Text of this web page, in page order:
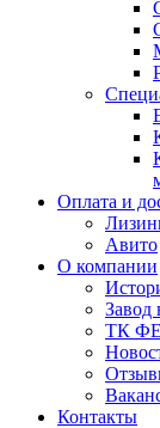
Оплата и
Авито
О компании
Завод
ТК
Контакты